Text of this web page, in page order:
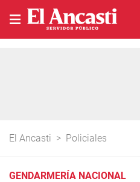
El Ancasti > Policiales
GENDARMERÍA NACIONAL